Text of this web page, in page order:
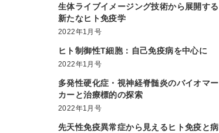
生体ライブイメージング技術から展開する
新たなヒト免疫学
2022年1月号
ヒト制御性T細胞：自己免疫病を中心に
2022年1月号
多発性硬化症・視神経脊髄炎のバイオマー
カーと治療標的の探索
2022年1月号
先天性免疫異常症から見えるヒト免疫と病